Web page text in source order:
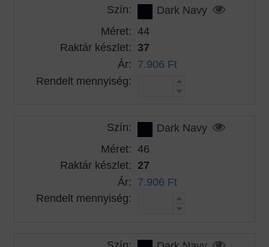
Szín:
Dark Navy
Méret: 44
Raktár készlet: 37
Ár: 7.906 Ft
Rendelt mennyiség:
Szín:
Dark Navy
Méret: 46
Raktár készlet: 27
Ár: 7.906 Ft
Rendelt mennyiség: